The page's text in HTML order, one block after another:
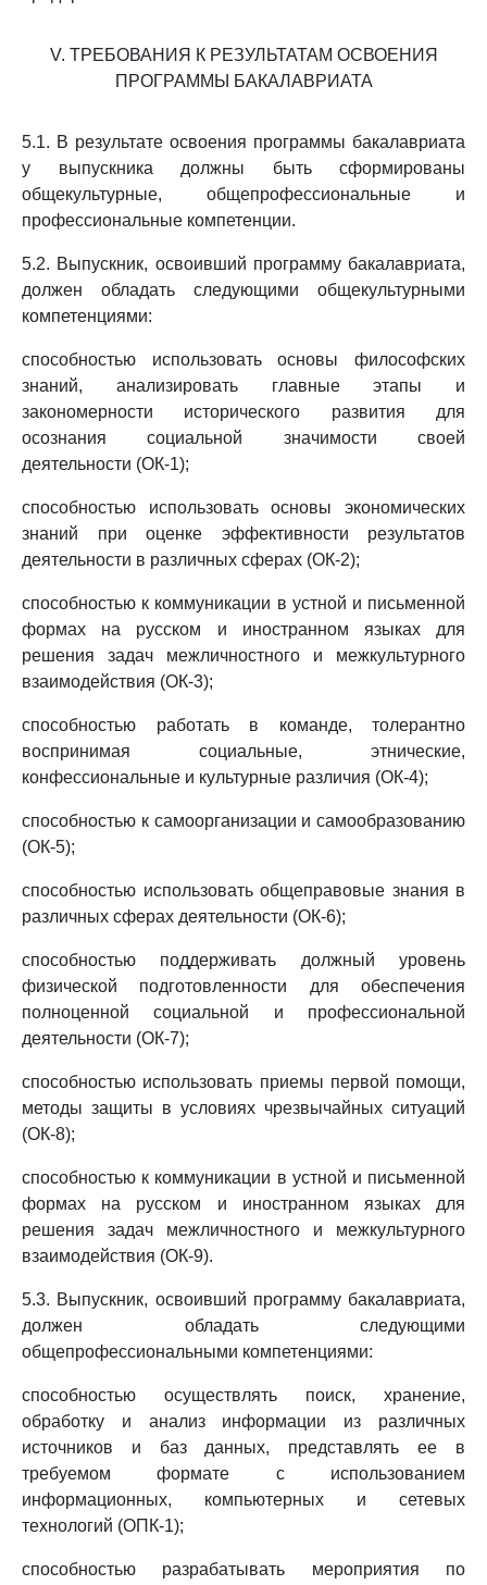
V. ТРЕБОВАНИЯ К РЕЗУЛЬТАТАМ ОСВОЕНИЯ
ПРОГРАММЫ БАКАЛАВРИАТА
5.1. В результате освоения программы бакалавриата
у выпускника должны быть сформированы
общекультурные, общепрофессиональные и
профессиональные компетенции.
5.2. Выпускник, освоивший программу бакалавриата,
должен обладать следующими общекультурными
компетенциями:
способностью использовать основы философских
знаний, анализировать главные этапы и
закономерности исторического развития для
осознания социальной значимости своей
деятельности (ОК-1);
способностью использовать основы экономических
знаний при оценке эффективности результатов
деятельности в различных сферах (ОК-2);
способностью к коммуникации в устной и письменной
формах на русском и иностранном языках для
решения задач межличностного и межкультурного
взаимодействия (ОК-3);
способностью работать в команде, толерантно
воспринимая социальные, этнические,
конфессиональные и культурные различия (ОК-4);
способностью к самоорганизации и самообразованию
(ОК-5);
способностью использовать общеправовые знания в
различных сферах деятельности (ОК-6);
способностью поддерживать должный уровень
физической подготовленности для обеспечения
полноценной социальной и профессиональной
деятельности (ОК-7);
способностью использовать приемы первой помощи,
методы защиты в условиях чрезвычайных ситуаций
(ОК-8);
способностью к коммуникации в устной и письменной
формах на русском и иностранном языках для
решения задач межличностного и межкультурного
взаимодействия (ОК-9).
5.3. Выпускник, освоивший программу бакалавриата,
должен обладать следующими
общепрофессиональными компетенциями:
способностью осуществлять поиск, хранение,
обработку и анализ информации из различных
источников и баз данных, представлять ее в
требуемом формате с использованием
информационных, компьютерных и сетевых
технологий (ОПК-1);
способностью разрабатывать мероприятия по